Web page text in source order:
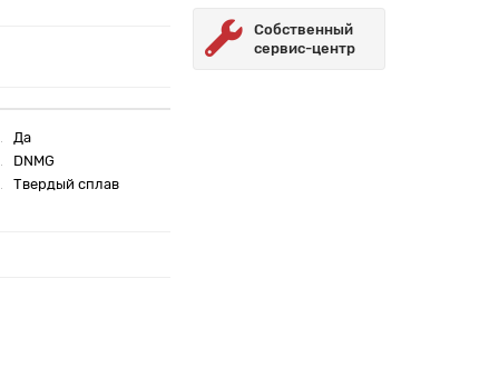
Да
DNMG
Твердый сплав
Собственный
сервис-центр